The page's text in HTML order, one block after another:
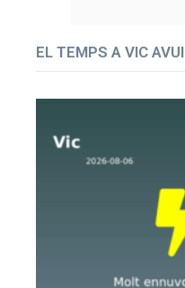
EL TEMPS A VIC AVUI